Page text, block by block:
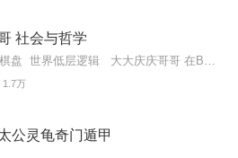
社会与哲学
1.7万
公灵龟奇门遁甲